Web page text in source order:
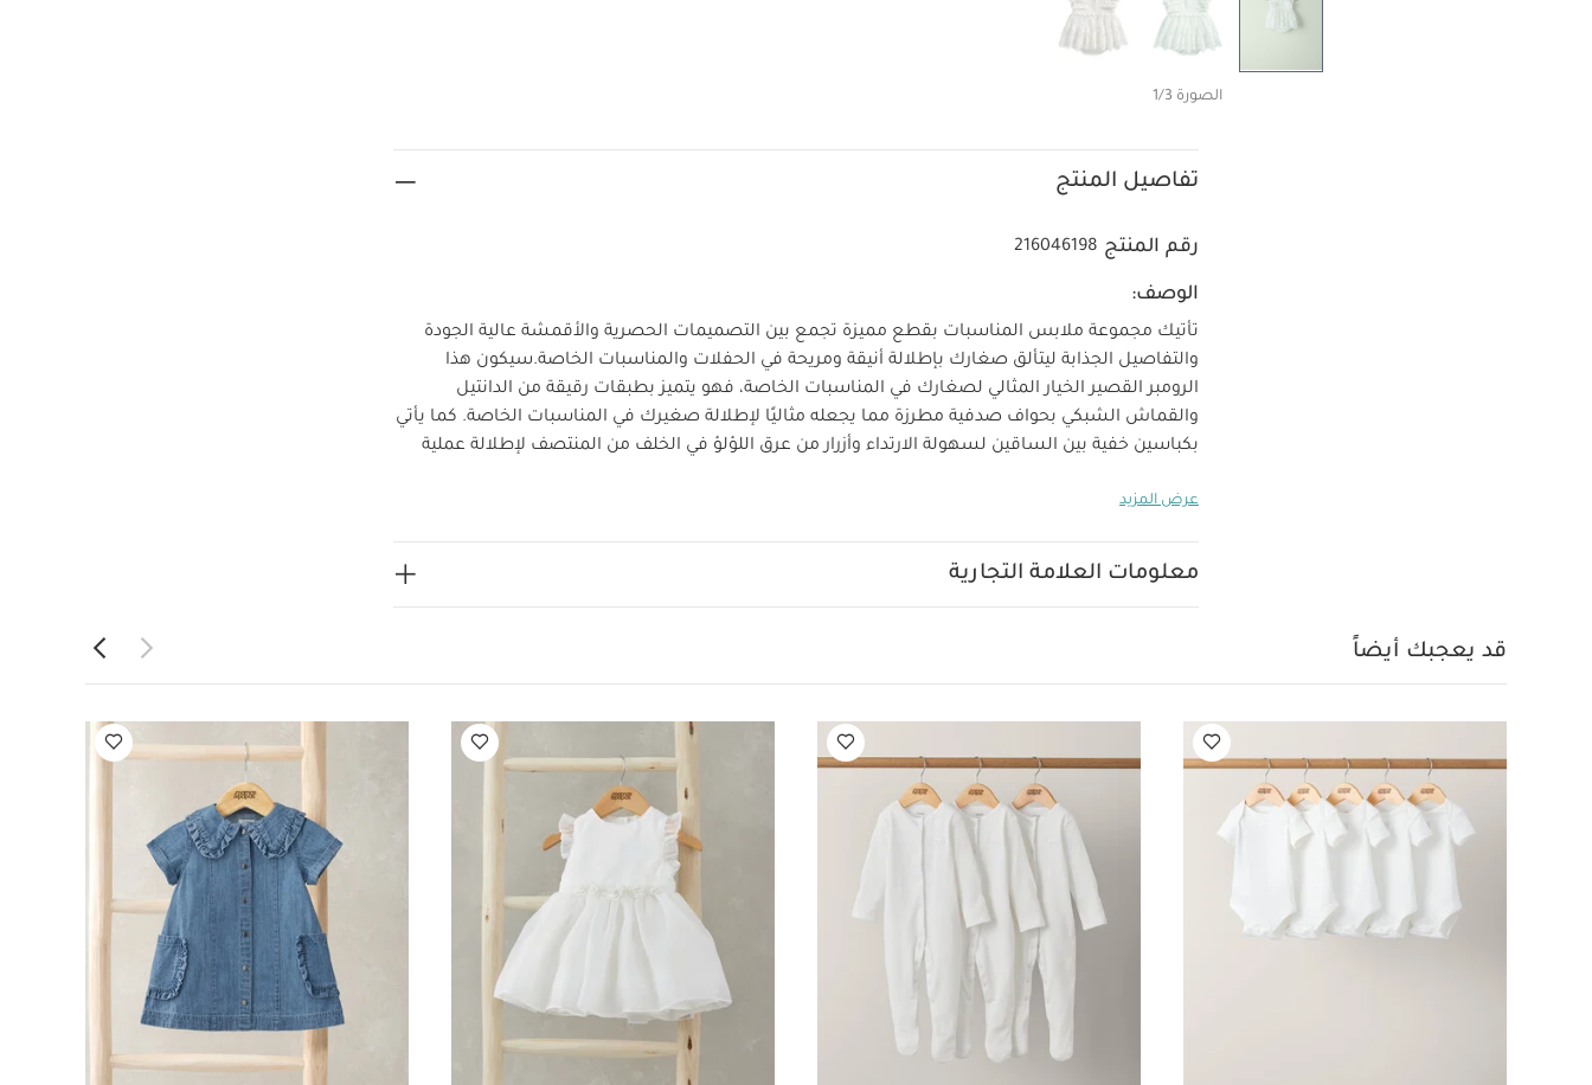
الصورة 1/3
تفاصيل المنتج
رقم المنتج 216046198
الوصف:
تأتيك مجموعة ملابس المناسبات بقطع مميزة تجمع بين التصميمات الحصرية والأقمشة عالية الجودة
والتفاصيل الجذابة ليتألق صغارك بإطلالة أنيقة ومريحة في الحفلات والمناسبات الخاصة.سيكون هذا
الرومبر القصير الخيار المثالي لصغارك في المناسبات الخاصة، فهو يتميز بطبقات رقيقة من الدانتيل
والقماش الشبكي بحواف صدفية مطرزة مما يجعله مثاليًا لإطلالة صغيرك في المناسبات الخاصة. كما يأتي
بكباسين خفية بين الساقين لسهولة الارتداء وأزرار من عرق اللؤلؤ في الخلف من المنتصف لإطلالة عملية
دانتيل
إغلاق بكباسين خفية بين الساقين
فستان دينم بنمط قميص
3 Pack Little Lemons Sleepsuits
عرض المزيد
معلومات العلامة التجارية
قد يعجبك أيضاً